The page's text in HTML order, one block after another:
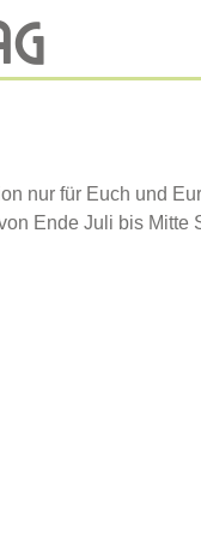
nur für Euch und
Ende Juli bis Mitte